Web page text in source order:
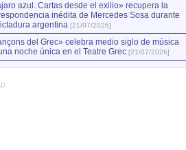
azul. Cartas desde el exilio» recupera la
inédita de Mercedes Sosa durante
argentina [21/07/2026]
del Grec» celebra medio siglo de música
noche única en el Teatre Grec [21/07/2026]